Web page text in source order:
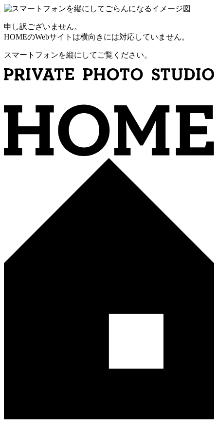
申し訳ございません。
HOMEのWebサイトは横向きには対応していません。
スマートフォンを縦にしてご覧ください。